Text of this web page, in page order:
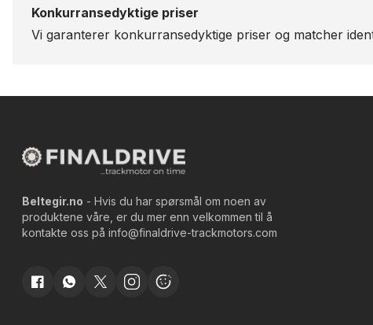
Konkurransedyktige priser
Vi garanterer konkurransedyktige priser og matcher
Beltegir.no - Hvis du har spørsmål om noen av
produktene våre, er du mer enn velkommen til å
kontakte oss på info@finaldrive-trackmotors.com